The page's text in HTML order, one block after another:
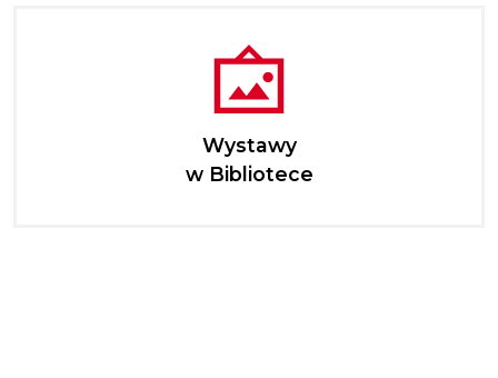
Wystawy
w Bibliotece